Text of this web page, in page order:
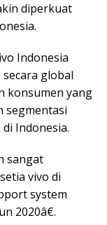
diperkuat
Indonesia
global
konsumen yang
segmentasi
Indonesia.
sangat
vivo di
system
2020â€.